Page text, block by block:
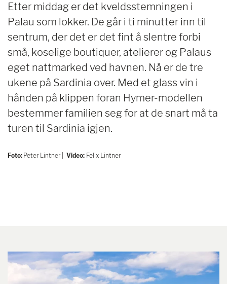
Etter middag er det kveldsstemningen i
Palau som lokker. De går i ti minutter inn til
sentrum, der det er det fint å slentre forbi
små, koselige boutiquer, atelierer og Palaus
eget nattmarked ved havnen. Nå er de tre
ukene på Sardinia over. Med et glass vin i
hånden på klippen foran Hymer-modellen
bestemmer familien seg for at de snart må ta
turen til Sardinia igjen.
Foto: Peter Lintner | Video: Felix Lintner